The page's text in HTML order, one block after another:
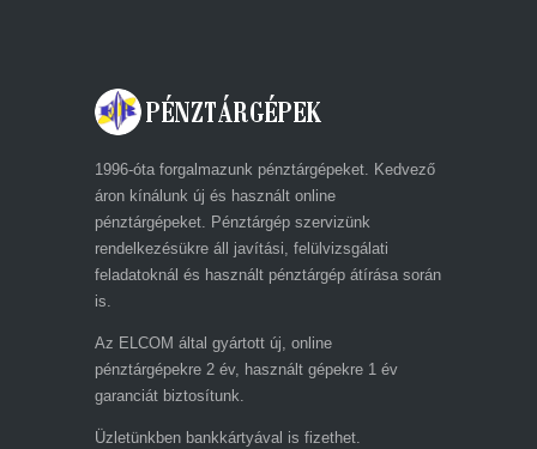
1996-óta forgalmazunk pénztárgépeket. Kedvező
áron kínálunk új és használt online
pénztárgépeket. Pénztárgép szervizünk
rendelkezésükre áll javítási, felülvizsgálati
feladatoknál és használt pénztárgép átírása során
is.
Az ELCOM által gyártott új, online
pénztárgépekre 2 év, használt gépekre 1 év
garanciát biztosítunk.
Üzletünkben bankkártyával is fizethet.